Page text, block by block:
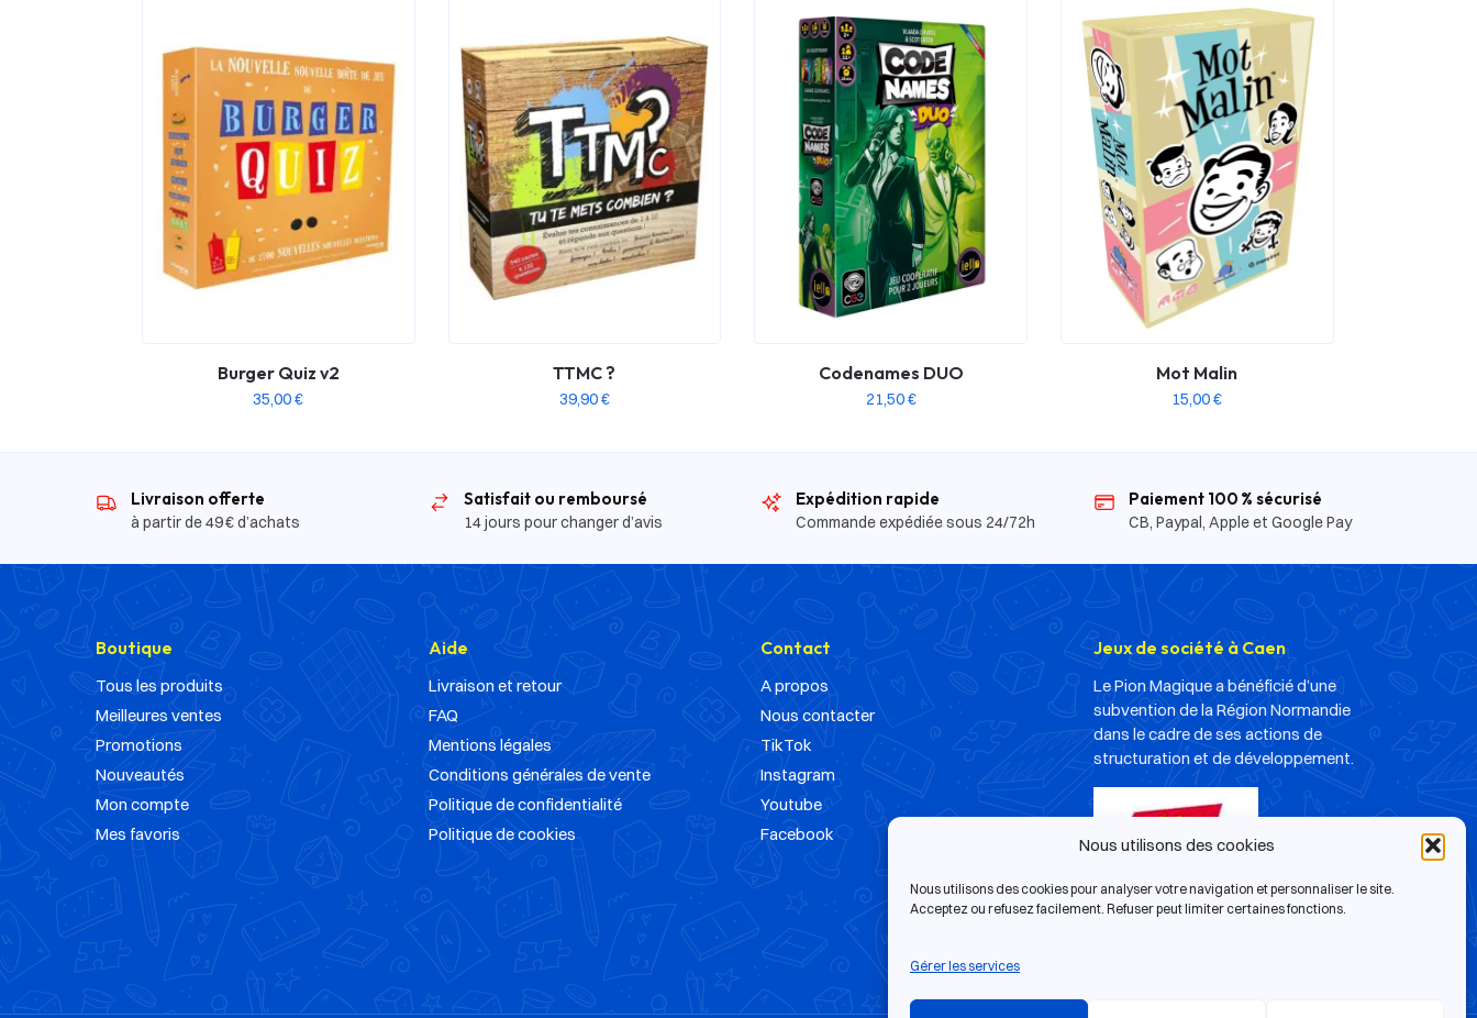
Nous utilisons des cookies
Nous utilisons des cookies pour analyser votre navigation et personnaliser le site.
Acceptez ou refusez facilement. Refuser peut limiter certaines fonctions.
Gérer les services
Burger Quiz v2
35,00€
TTMC ?
39,90€
Codenames DUO
21,50€
Mot Malin
15,00€
Livraison offerte
à partir de 49 € d’achats
Satisfait ou remboursé
14 jours pour changer d’avis
Expédition rapide
Commande expédiée sous 24/72h
Paiement 100 % sécurisé
CB, Paypal, Apple et Google Pay
Boutique
Tous les produits
Meilleures ventes
Promotions
Nouveautés
Mon compte
Mes favoris
Aide
Livraison et retour
FAQ
Mentions légales
Conditions générales de vente
Politique de confidentialité
Politique de cookies
Contact
A propos
Nous contacter
TikTok
Instagram
Youtube
Facebook
Jeux de société à Caen
Le Pion Magique a bénéficié d’une
subvention de la Région Normandie
dans le cadre de ses actions de
structuration et de développement.